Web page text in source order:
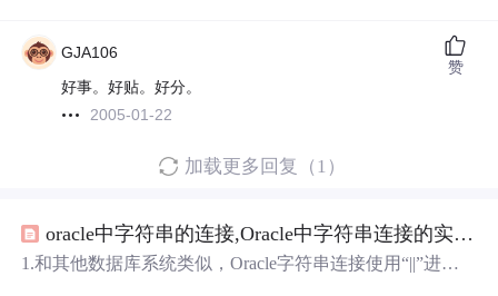
GJA106
好事。好贴。好分。
2005-01-22
赞
加载更多回复（1）
oracle中字符串的连接,Oracle中字符串连接的实现方法
1.和其他数据库系统类似，Oracle字符串连接使用“||”进行